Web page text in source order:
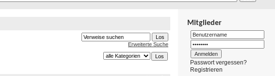
Erweiterte Suche
Mitglieder
Passwort vergessen?
Registrieren